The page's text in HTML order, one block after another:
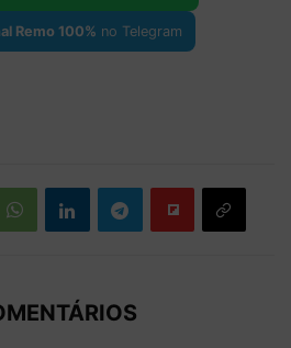
Remo 100% no Telegram